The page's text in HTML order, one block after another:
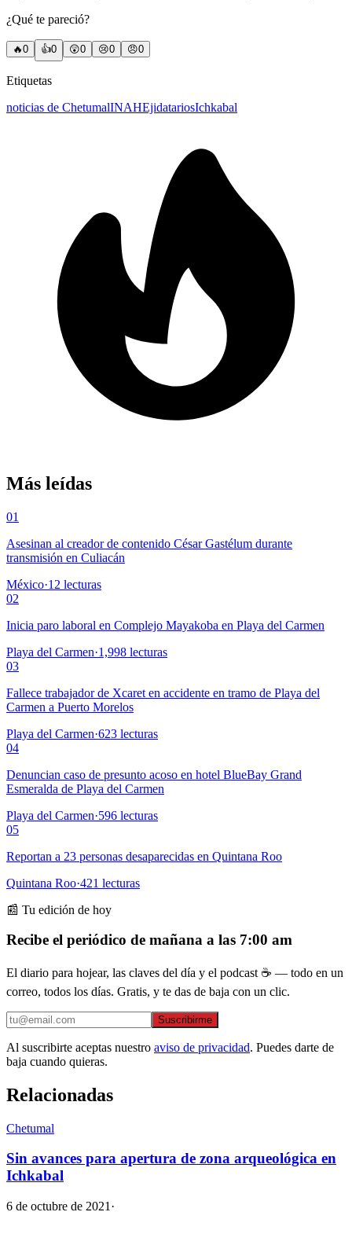
¿Qué te pareció?
🔥0 👍0 😲0 😢0 😠0
Etiquetas
noticias de ChetumalINAHEjidatariosIchkabal
Más leídas
01
Asesinan al creador de contenido César Gastélum durante
transmisión en Culiacán
México·12 lecturas
02
Inicia paro laboral en Complejo Mayakoba en Playa del Carmen
Playa del Carmen·1,998 lecturas
03
Fallece trabajador de Xcaret en accidente en tramo de Playa del
Carmen a Puerto Morelos
Playa del Carmen·623 lecturas
04
Denuncian caso de presunto acoso en hotel BlueBay Grand
Esmeralda de Playa del Carmen
Playa del Carmen·596 lecturas
05
Reportan a 23 personas desaparecidas en Quintana Roo
Quintana Roo·421 lecturas
📰 Tu edición de hoy
Recibe el periódico de mañana a las 7:00 am
El diario para hojear, las claves del día y el podcast ☕ — todo en un
correo, todos los días. Gratis, y te das de baja con un clic.
Suscribirme
Al suscribirte aceptas nuestro aviso de privacidad. Puedes darte de
baja cuando quieras.
Relacionadas
Chetumal
Sin avances para apertura de zona arqueológica en
Ichkabal
6 de octubre de 2021 ·